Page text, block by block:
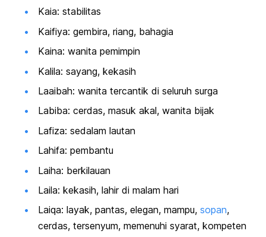
Kaia: stabilitas
Kaifiya: gembira, riang, bahagia
Kaina: wanita pemimpin
Kalila: sayang, kekasih
Laaibah: wanita tercantik di seluruh surga
Labiba: cerdas, masuk akal, wanita bijak
Lafiza: sedalam lautan
Lahifa: pembantu
Laiha: berkilauan
Laila: kekasih, lahir di malam hari
Laiqa: layak, pantas, elegan, mampu, sopan,
cerdas, tersenyum, memenuhi syarat, kompeten